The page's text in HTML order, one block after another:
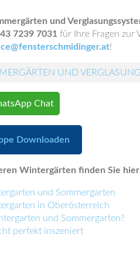
und
7239 7031 für Ihre Fragen zur
!
UND
Chat
Downloaden
Wintergärten finden Sie
und Sommergarten
in Oberösterreich
und Sommergarten?
perfekt inszeniert